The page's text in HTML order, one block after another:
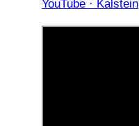
YouTube · Kalstein